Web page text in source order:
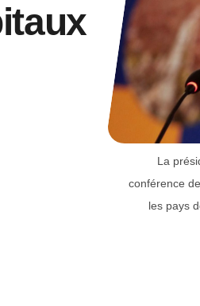
La
conférence
les pays